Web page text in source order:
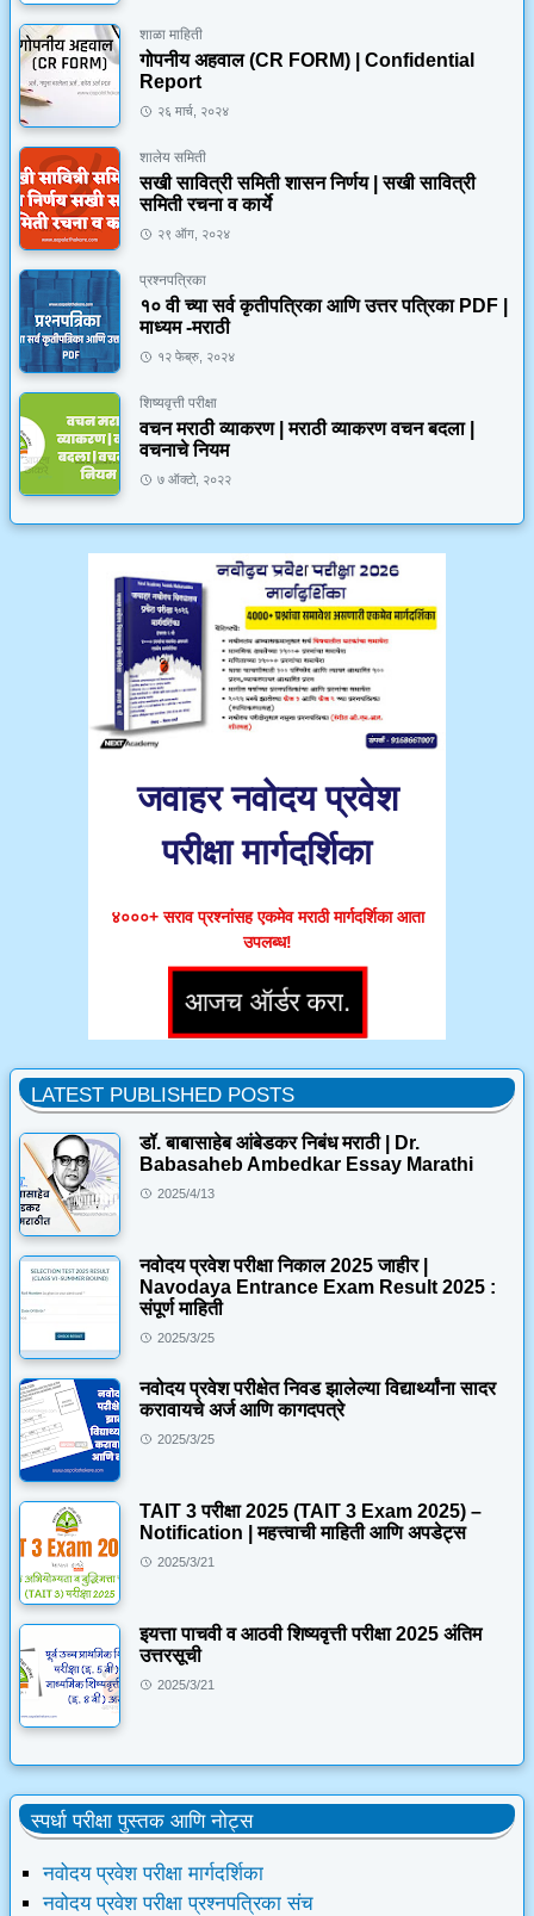
शाळा माहिती
गोपनीय अहवाल (CR FORM) | Confidential
Report
२६ मार्च, २०२४
शालेय समिती
सखी सावित्री समिती शासन निर्णय | सखी सावित्री
समिती रचना व कार्ये
२९ ऑग, २०२४
प्रश्नपत्रिका
१० वी च्या सर्व कृतीपत्रिका आणि उत्तर पत्रिका PDF |
माध्यम -मराठी
१२ फेब्रु, २०२४
शिष्यवृत्ती परीक्षा
वचन मराठी व्याकरण | मराठी व्याकरण वचन बदला |
वचनाचे नियम
७ ऑक्टो, २०२२
जवाहर नवोदय प्रवेश
परीक्षा मार्गदर्शिका
४०००+ सराव प्रश्नांसह एकमेव मराठी मार्गदर्शिका आता
उपलब्ध!
LATEST PUBLISHED POSTS
डॉ. बाबासाहेब आंबेडकर निबंध मराठी | Dr.
Babasaheb Ambedkar Essay Marathi
2025/4/13
नवोदय प्रवेश परीक्षा निकाल 2025 जाहीर |
Navodaya Entrance Exam Result 2025 :
संपूर्ण माहिती
2025/3/25
नवोदय प्रवेश परीक्षेत निवड झालेल्या विद्यार्थ्यांना सादर
करावायचे अर्ज आणि कागदपत्रे
2025/3/25
TAIT 3 परीक्षा 2025 (TAIT 3 Exam 2025) –
Notification | महत्त्वाची माहिती आणि अपडेट्स
2025/3/21
इयत्ता पाचवी व आठवी शिष्यवृत्ती परीक्षा 2025 अंतिम
उत्तरसूची
2025/3/21
स्पर्धा परीक्षा पुस्तक आणि नोट्स
नवोदय प्रवेश परीक्षा मार्गदर्शिका
नवोदय प्रवेश परीक्षा प्रश्नपत्रिका संच